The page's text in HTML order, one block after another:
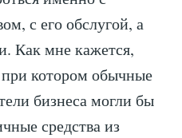
с его обслугой, а
Как мне кажется,
котором обычные
бизнеса могли бы
средства из